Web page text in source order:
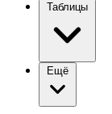
Таблицы
Ещё